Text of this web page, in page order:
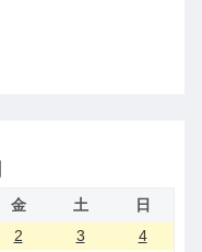
金 土
日
2 3
4